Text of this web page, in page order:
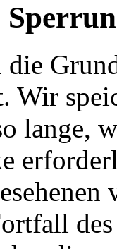
Wir
lange,